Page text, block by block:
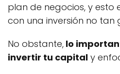
plan de negocios, y esto
con una inversión no tan
No obstante, lo
invertir tu capital y